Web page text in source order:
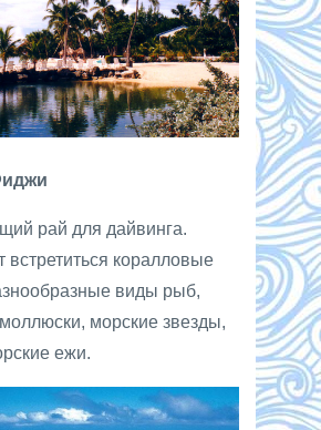
рай для дайвинга.
встретиться коралловые
виды рыб,
моллюски, морские звезды,
ежи.